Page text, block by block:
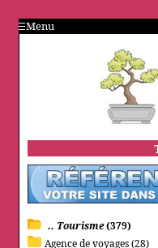
Menu
.. Tourisme(379)
Agence de voyages (28)